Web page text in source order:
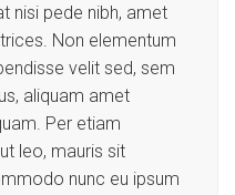
nisi pede nibh, amet
Non elementum
velit sed, sem
aliquam amet
Per etiam
leo, mauris sit
nunc eu ipsum